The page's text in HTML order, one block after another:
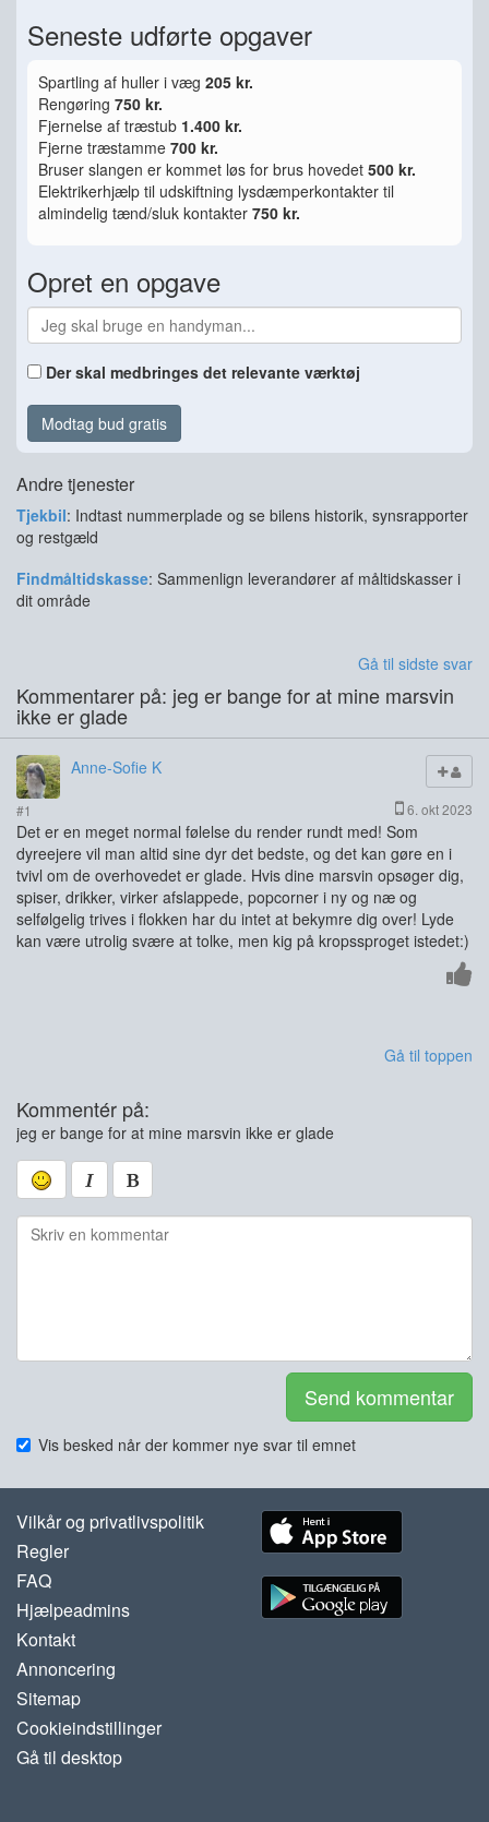
Seneste udførte opgaver
Spartling af huller i væg 205 kr.
Rengøring 750 kr.
Fjernelse af træstub 1.400 kr.
Fjerne træstamme 700 kr.
Bruser slangen er kommet løs for brus hovedet 500 kr.
Elektrikerhjælp til udskiftning lysdæmperkontakter til
almindelig tænd/sluk kontakter 750 kr.
Opret en opgave
Der skal medbringes det relevante værktøj
Modtag bud gratis
Andre tjenester
Tjekbil: Indtast nummerplade og se bilens historik, synsrapporter
og restgæld
Findmåltidskasse: Sammenlign leverandører af måltidskasser i
dit område
Gå til sidste svar
Kommentarer på: jeg er bange for at mine marsvin
ikke er glade
Anne-Sofie K
#1 6. okt 2023
Det er en meget normal følelse du render rundt med! Som
dyreejere vil man altid sine dyr det bedste, og det kan gøre en i
tvivl om de overhovedet er glade. Hvis dine marsvin opsøger dig,
spiser, drikker, virker afslappede, popcorner i ny og næ og
selfølgelig trives i flokken har du intet at bekymre dig over! Lyde
kan være utrolig svære at tolke, men kig på kropssproget istedet:)
Gå til toppen
Kommentér på:
jeg er bange for at mine marsvin ikke er glade
Send kommentar
Vis besked når der kommer nye svar til emnet
Vilkår og privatlivspolitik
Regler
FAQ
Hjælpeadmins
Kontakt
Annoncering
Sitemap
Cookieindstillinger
Gå til desktop